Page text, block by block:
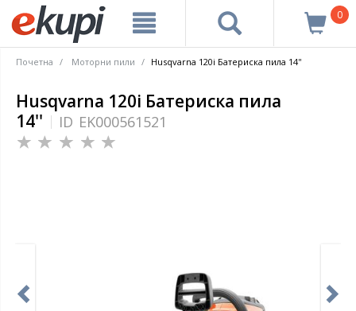
0
Почетна Моторни пили Husqvarna 120i Батериска пила 14''
Husqvarna 120i Батериска пила
14''
ID EK000561521